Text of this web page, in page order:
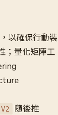
以確保行動裝
；量化矩陣工
隨後推